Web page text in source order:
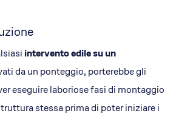
intervento edile su un
da un ponteggio, porterebbe gli
eseguire laboriose fasi di montaggio
stessa prima di poter iniziare i